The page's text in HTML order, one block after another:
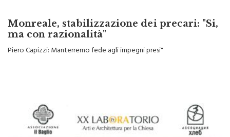
Monreale, stabilizzazione dei precari: "Si,
ma con razionalità"